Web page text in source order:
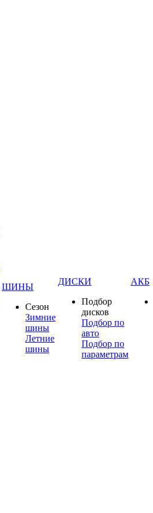
ШИНЫ
Сезон
Зимние
шины
Летние
шины
ДИСКИ
Подбор
дисков
Подбор по
авто
Подбор по
параметрам
АКБ